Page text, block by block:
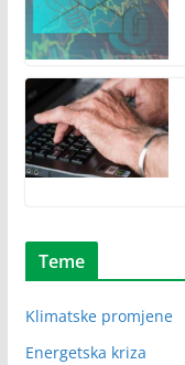
Teme
Klimatske promjene
Energetska kriza